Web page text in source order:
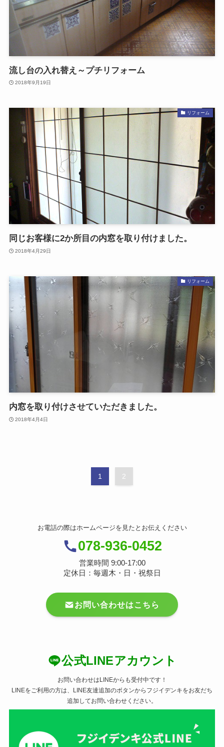
流し台の入れ替え～プチリフォーム
2018年9月19日
リフォーム
同じお客様に2か所目の内窓を取り付けました。
2018年4月29日
リフォーム
内窓を取り付けさせていただきました。
2018年4月4日
1 2
お電話の際はホームページを見たとお伝えください
078-936-0452
営業時間 9:00-17:00
定休日：毎週木・日・祝祭日
お問い合わせはこちら
公式LINEアカウント
お問い合わせはLINEからも受付中です！
LINEをご利用の方は、LINE友達追加のボタンからフジイデンキをお友だち
追加してお問い合わせください。